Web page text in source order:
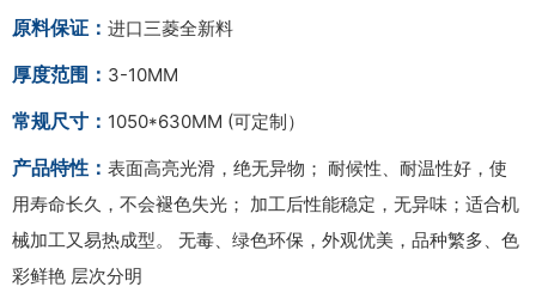
原料保证： 进口三菱全新料
厚度范围： 3-10MM
常规尺寸： 1050*630MM (可定制）
产品特性： 表面高亮光滑，绝无异物； 耐候性、耐温性好，使
用寿命长久，不会褪色失光； 加工后性能稳定，无异味；适合机
械加工又易热成型。 无毒、绿色环保，外观优美，品种繁多、色
彩鲜艳 层次分明